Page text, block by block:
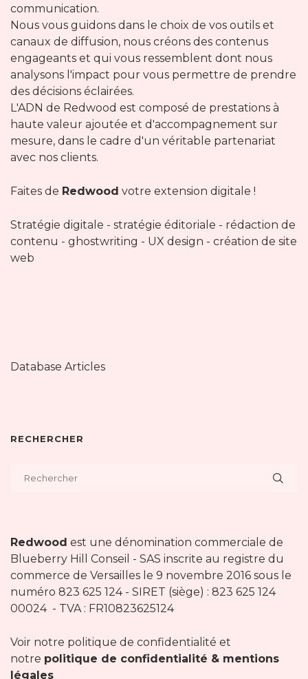
communication.
Nous vous guidons dans le choix de vos outils et
canaux de diffusion, nous créons des contenus
engageants et qui vous ressemblent dont nous
analysons l'impact pour vous permettre de prendre
des décisions éclairées.
L'ADN de Redwood est composé de prestations à
haute valeur ajoutée et d'accompagnement sur
mesure, dans le cadre d'un véritable partenariat
avec nos clients.
Faites de Redwood votre extension digitale !
Stratégie digitale - stratégie éditoriale - rédaction de
contenu - ghostwriting - UX design - création de site
web
Database Articles
RECHERCHER
Redwood est une dénomination commerciale de
Blueberry Hill Conseil - SAS inscrite au registre du
commerce de Versailles le 9 novembre 2016 sous le
numéro 823 625 124 - SIRET (siège) : 823 625 124
00024 - TVA : FR10823625124
Voir notre politique de confidentialité et
notre politique de confidentialité & mentions
légales